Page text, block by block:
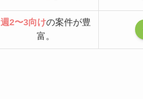
週2〜3向けの案件が豊
富。